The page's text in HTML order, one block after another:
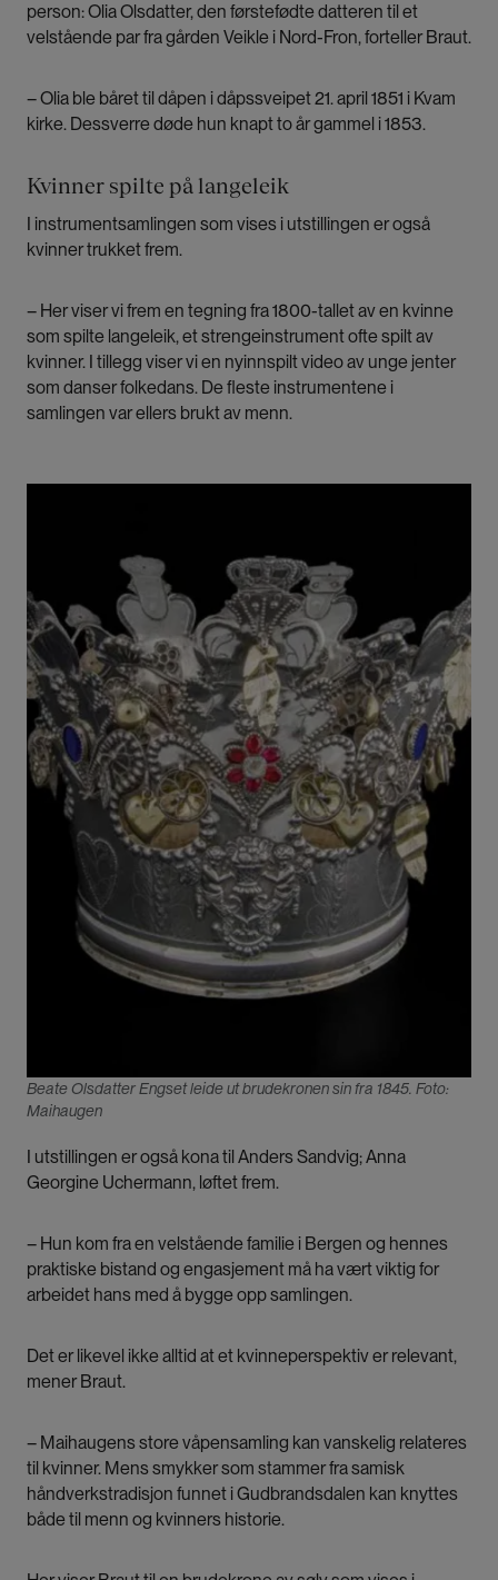
person: Olia Olsdatter, den førstefødte datteren til et
velstående par fra gården Veikle i Nord-Fron, forteller Braut.
– Olia ble båret til dåpen i dåpssveipet 21. april 1851 i Kvam
kirke. Dessverre døde hun knapt to år gammel i 1853.
Kvinner spilte på langeleik
I instrumentsamlingen som vises i utstillingen er også
kvinner trukket frem.
– Her viser vi frem en tegning fra 1800-tallet av en kvinne
som spilte langeleik, et strengeinstrument ofte spilt av
kvinner. I tillegg viser vi en nyinnspilt video av unge jenter
som danser folkedans. De fleste instrumentene i
samlingen var ellers brukt av menn.
Beate Olsdatter Engset leide ut brudekronen sin fra 1845. Foto:
Maihaugen
I utstillingen er også kona til Anders Sandvig; Anna
Georgine Uchermann, løftet frem.
– Hun kom fra en velstående familie i Bergen og hennes
praktiske bistand og engasjement må ha vært viktig for
arbeidet hans med å bygge opp samlingen.
Det er likevel ikke alltid at et kvinneperspektiv er relevant,
mener Braut.
– Maihaugens store våpensamling kan vanskelig relateres
til kvinner. Mens smykker som stammer fra samisk
håndverkstradisjon funnet i Gudbrandsdalen kan knyttes
både til menn og kvinners historie.